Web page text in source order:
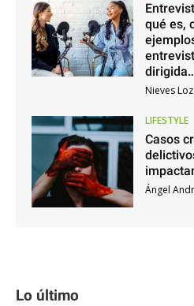
qué es,
Nieves
LIFESTYLE
Casos
Ángel
Lo último